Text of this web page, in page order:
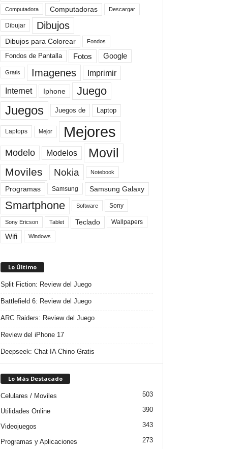
Computadora Computadoras Descargar
Dibujar Dibujos
Dibujos para Colorear Fondos
Fondos de Pantalla Fotos Google
Gratis Imagenes Imprimir
Internet Iphone Juego
Juegos Juegos de Laptop
Laptops Mejor Mejores
Modelo Modelos Movil
Moviles Nokia Notebook
Programas Samsung Samsung Galaxy
Smartphone Software Sony
Sony Ericson Tablet Teclado Wallpapers
Wifi Windows
Lo Último
Split Fiction: Review del Juego
Battlefield 6: Review del Juego
ARC Raiders: Review del Juego
Review del iPhone 17
Deepseek: Chat IA Chino Gratis
Lo Más Destacado
Celulares / Moviles 503
Utilidades Online 390
Videojuegos 343
Programas y Aplicaciones 273